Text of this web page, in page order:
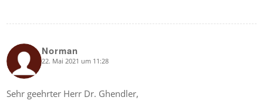
Norman
says: 22. Mai 2021 um 11:28
Sehr geehrter Herr Dr. Ghendler,